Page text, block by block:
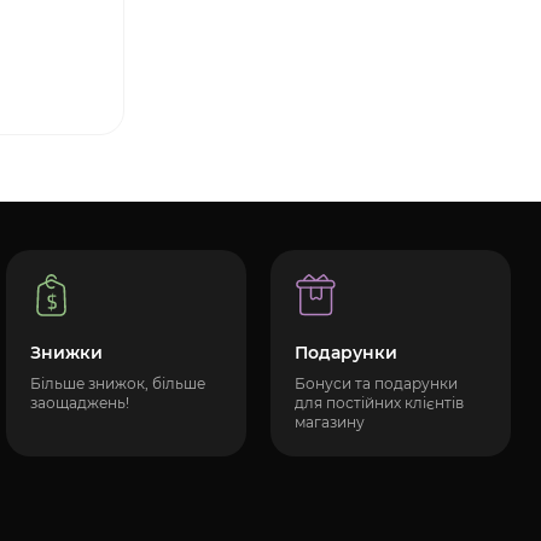
Знижки
Більше знижок, більше
заощаджень!
Подарунки
Бонуси та подарунки
для постійних клієнтів
магазину